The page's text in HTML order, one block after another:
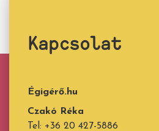
Kapcsolat
Égigérő.hu
Czakó Réka
Tel: +36 20 427-5886